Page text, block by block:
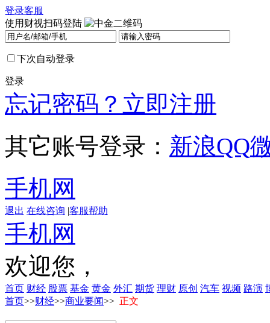
登录客服
使用财视扫码登陆
下次自动登录
登录
忘记密码？ 立即注册
其它账号登录： 新浪QQ
手机网
退出 在线咨询 |客服帮助
手机网
欢迎您，
首页 财经 股票 基金 黄金 外汇 期货 理财 原创 汽车 视频 路演
首页>>财经>>商业要闻>> 正文